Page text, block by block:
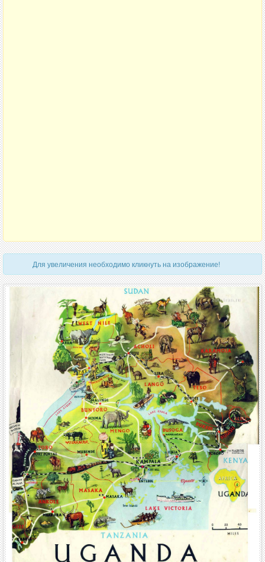
Для увеличения необходимо кликнуть на изображение!